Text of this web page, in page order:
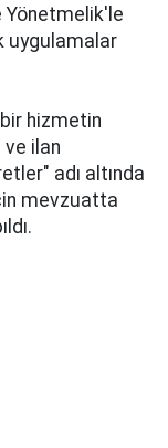
Yönetmelik'le
uygulamalar
bir hizmetin
ve ilan
adı altında
mevzuatta